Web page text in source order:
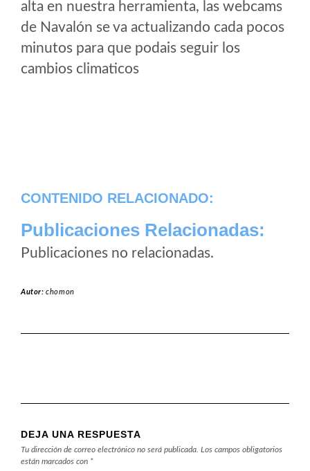
alta en nuestra herramienta, las webcams
de Navalón se va actualizando cada pocos
minutos para que podais seguir los
cambios climaticos
CONTENIDO RELACIONADO:
Publicaciones Relacionadas:
Publicaciones no relacionadas.
Autor:chomon
DEJA UNA RESPUESTA
Tu dirección de correo electrónico no será publicada. Los campos obligatorios
están marcados con *